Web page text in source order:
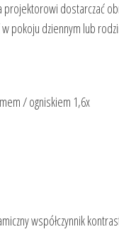
dostarczać
pokoju dziennym lub
/ ogniskiem 1,6x
współczynnik